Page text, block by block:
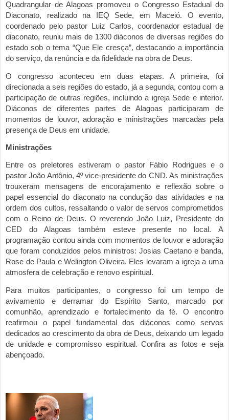
Quadrangular de Alagoas promoveu o Congresso Estadual do
Diaconato, realizado na IEQ Sede, em Maceió. O evento,
coordenado pelo pastor Luiz Carlos, coordenador estadual de
diaconato, reuniu mais de 1300 diáconos de diversas regiões do
estado sob o tema “Que Ele cresça”, destacando a importância
do serviço, da renúncia e da fidelidade na obra de Deus.
O congresso aconteceu em duas etapas. A primeira, foi
direcionada a seis regiões do estado, já a segunda, contou com a
participação de outras regiões, incluindo a igreja Sede e interior.
Diáconos de diferentes partes de Alagoas participaram de
momentos de louvor, adoração e ministrações marcadas pela
presença de Deus em unidade.
Ministrações
Entre os preletores estiveram o pastor Fábio Rodrigues e o
pastor João Antônio, 4º vice-presidente do CND. As ministrações
trouxeram mensagens de encorajamento e reflexão sobre o
papel essencial do diaconato na condução das atividades e na
ordem dos cultos, ressaltando o valor de servos comprometidos
com o Reino de Deus. O reverendo João Luiz, Presidente do
CED do Alagoas também esteve presente no local. A
programação contou ainda com momentos de louvor e adoração
que foram conduzidos pelos ministros: Josias Caetano e banda,
Rose de Paula e Welington Oliveira. Eles levaram a igreja a uma
atmosfera de celebração e renovo espiritual.
Para muitos participantes, o congresso foi um tempo de
avivamento e derramar do Espírito Santo, marcado por
comunhão, aprendizado e fortalecimento da fé. O encontro
reafirmou o papel fundamental dos diáconos como servos
dedicados ao crescimento da obra de Deus, deixando um legado
de unidade e compromisso espiritual. Confira as fotos e seja
abençoado.